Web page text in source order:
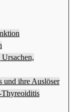
und ihre Auslöser
Thyreoiditis